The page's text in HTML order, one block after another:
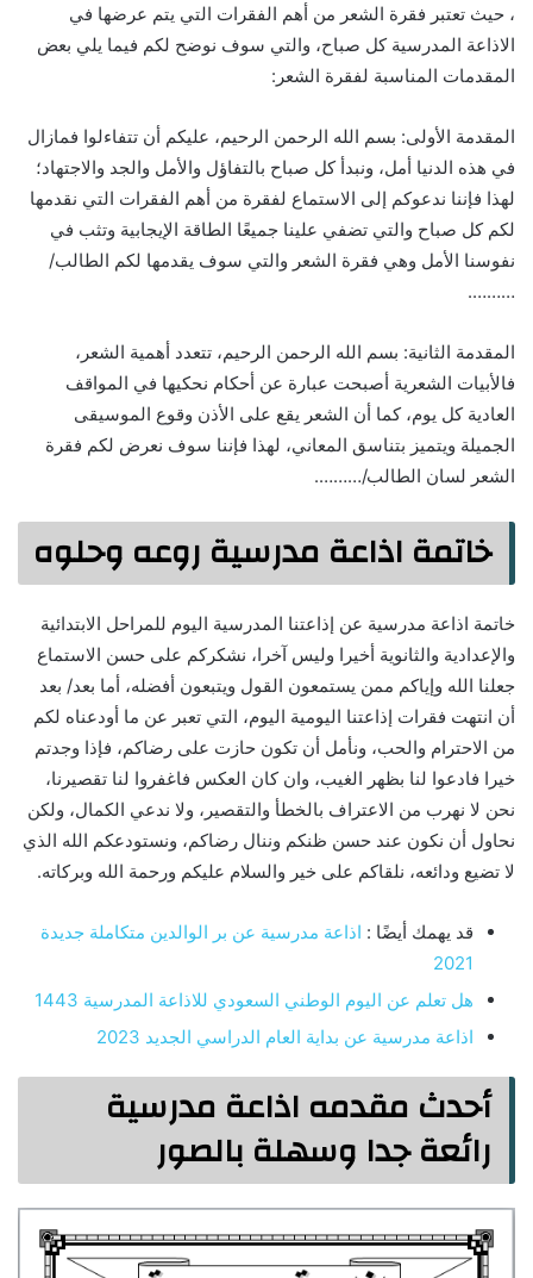
، حيث تعتبر فقرة الشعر من أهم الفقرات التي يتم عرضها في
الاذاعة المدرسية كل صباح، والتي سوف نوضح لكم فيما يلي بعض
المقدمات المناسبة لفقرة الشعر:
المقدمة الأولى: بسم الله الرحمن الرحيم، عليكم أن تتفاءلوا فمازال
في هذه الدنيا أمل، ونبدأ كل صباح بالتفاؤل والأمل والجد والاجتهاد؛
لهذا فإننا ندعوكم إلى الاستماع لفقرة من أهم الفقرات التي نقدمها
لكم كل صباح والتي تضفي علينا جميعًا الطاقة الإيجابية وتثب في
نفوسنا الأمل وهي فقرة الشعر والتي سوف يقدمها لكم الطالب/
……….
المقدمة الثانية: بسم الله الرحمن الرحيم، تتعدد أهمية الشعر،
فالأبيات الشعرية أصبحت عبارة عن أحكام نحكيها في المواقف
العادية كل يوم، كما أن الشعر يقع على الأذن وقوع الموسيقى
الجميلة ويتميز بتناسق المعاني، لهذا فإننا سوف نعرض لكم فقرة
الشعر لسان الطالب/……….
خاتمة اذاعة مدرسية روعه وحلوه
خاتمة اذاعة مدرسية عن إذاعتنا المدرسية اليوم للمراحل الابتدائية
والإعدادية والثانوية أخيرا وليس آخرا، نشكركم على حسن الاستماع
جعلنا الله وإياكم ممن يستمعون القول ويتبعون أفضله، أما بعد/ بعد
أن انتهت فقرات إذاعتنا اليومية اليوم، التي تعبر عن ما أودعناه لكم
من الاحترام والحب، ونأمل أن تكون حازت على رضاكم، فإذا وجدتم
خيرا فادعوا لنا بظهر الغيب، وان كان العكس فاغفروا لنا تقصيرنا،
نحن لا نهرب من الاعتراف بالخطأ والتقصير، ولا ندعي الكمال، ولكن
نحاول أن نكون عند حسن ظنكم وننال رضاكم، ونستودعكم الله الذي
لا تضيع ودائعه، نلقاكم على خير والسلام عليكم ورحمة الله وبركاته.
قد يهمك أيضًا : اذاعة مدرسية عن بر الوالدين متكاملة جديدة
2021
هل تعلم عن اليوم الوطني السعودي للاذاعة المدرسية 1443
اذاعة مدرسية عن بداية العام الدراسي الجديد 2023
أحدث مقدمه اذاعة مدرسية
رائعة جدا وسهلة بالصور